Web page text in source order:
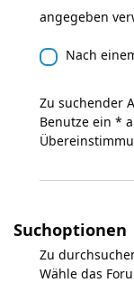
angegeben
Nach
Zu suchender
Benutze ein *
Suchoptionen
Zu
Wähle das